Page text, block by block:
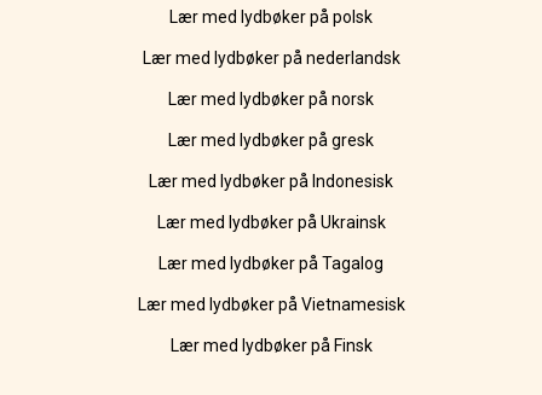
Lær med lydbøker på polsk
Lær med lydbøker på nederlandsk
Lær med lydbøker på norsk
Lær med lydbøker på gresk
Lær med lydbøker på Indonesisk
Lær med lydbøker på Ukrainsk
Lær med lydbøker på Tagalog
Lær med lydbøker på Vietnamesisk
Lær med lydbøker på Finsk